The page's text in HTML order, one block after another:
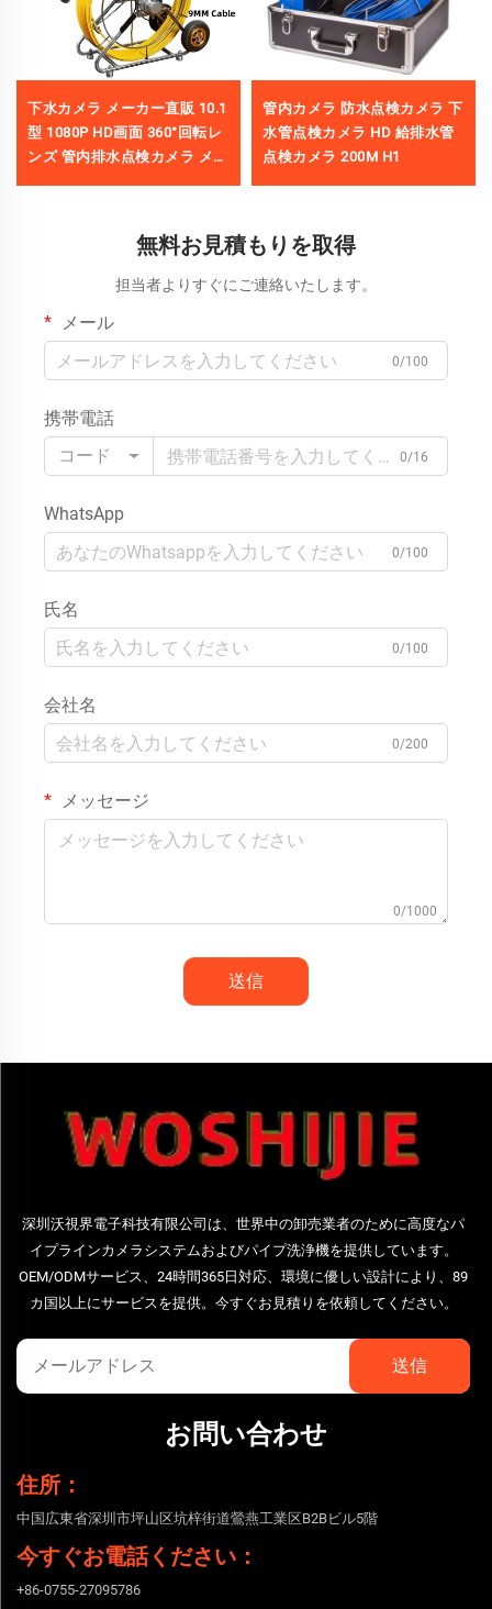
下水カメラ メーカー直販 10.1
型 1080P HD画面 360°回転レ
ンズ 管内排水点検カメラ メー
管内カメラ 防水点検カメラ 下
水管点検カメラ HD 給排水管
点検カメラ 200M H1
無料お見積もりを取得
担当者よりすぐにご連絡いたします。
メール
0/100
携帯電話
コード
0/16
WhatsApp
0/100
氏名
0/100
会社名
0/200
メッセージ
0/1000
送信
深圳沃視界電子科技有限公司は、世界中の卸売業者のために高度なパ
イプラインカメラシステムおよびパイプ洗浄機を提供しています。
OEM/ODMサービス、24時間365日対応、環境に優しい設計により、89
カ国以上にサービスを提供。今すぐお見積りを依頼してください。
お問い合わせ
住所：
中国広東省深圳市坪山区坑梓街道鶯燕工業区B2Bビル5階
今すぐお電話ください：
+86-0755-27095786